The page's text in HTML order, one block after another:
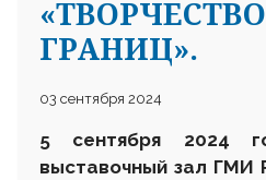
ГРАНИЦ».
03 сентября 2024
5 сентября 2024
выставочный зал ГМИ